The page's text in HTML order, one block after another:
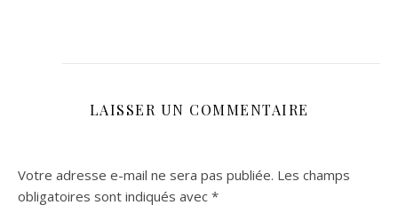
LAISSER UN COMMENTAIRE
Votre adresse e-mail ne sera pas publiée. Les champs
obligatoires sont indiqués avec *